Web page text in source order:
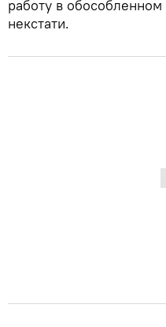
работу в
некстати.